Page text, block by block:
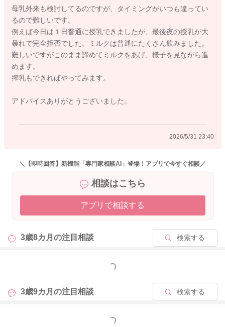
さい。
どうぞよろしくお願いします。
母乳外来も検討してるのですが、タイミングがいつも違ってい
るので難しいです。
例えば今日は１日普通に授乳できましたが、最後夜の授乳が大
暴れで完全拒否でした。ミルクは普通にたくさん飲みました。
難しいですがこのまま諦めてミルクをあげ、様子を見ながら進
めます。
搾乳もできればやってみます。
アドバイスありがとうございました。
2026/5/31 23:40
＼【即時回答】新機能「専門家相談AI」登場！アプリで今すぐ相談／
相談はこちら
アプリで相談する
3歳8カ月の注目相談 検索する
もっと見る
3歳9カ月の注目相談 検索する
もっと見る